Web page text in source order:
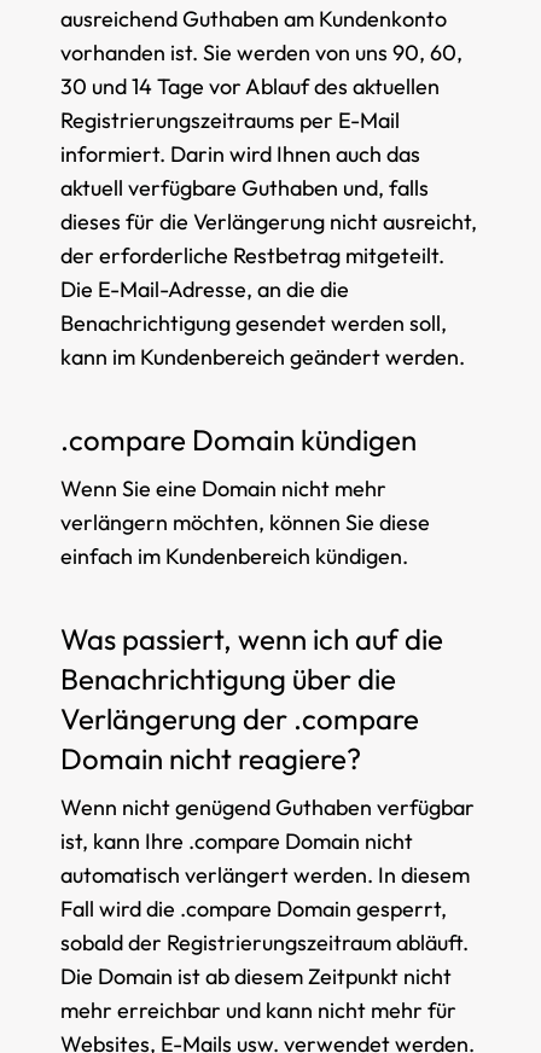
ausreichend Guthaben am Kundenkonto
vorhanden ist. Sie werden von uns 90, 60,
30 und 14 Tage vor Ablauf des aktuellen
Registrierungszeitraums per E-Mail
informiert. Darin wird Ihnen auch das
aktuell verfügbare Guthaben und, falls
dieses für die Verlängerung nicht ausreicht,
der erforderliche Restbetrag mitgeteilt.
Die E-Mail-Adresse, an die die
Benachrichtigung gesendet werden soll,
kann im Kundenbereich geändert werden.
.compare Domain kündigen
Wenn Sie eine Domain nicht mehr
verlängern möchten, können Sie diese
einfach im Kundenbereich kündigen.
Was passiert, wenn ich auf die
Benachrichtigung über die
Verlängerung der .compare
Domain nicht reagiere?
Wenn nicht genügend Guthaben verfügbar
ist, kann Ihre .compare Domain nicht
automatisch verlängert werden. In diesem
Fall wird die .compare Domain gesperrt,
sobald der Registrierungszeitraum abläuft.
Die Domain ist ab diesem Zeitpunkt nicht
mehr erreichbar und kann nicht mehr für
Websites, E-Mails usw. verwendet werden.